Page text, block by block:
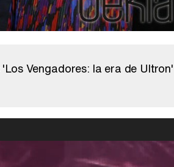
Vengadores: la era de